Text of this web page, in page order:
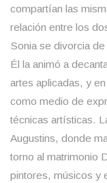
compartían las
relación entre los
Sonia se divorcia
Él la animó a
artes aplicadas, y
como medio de
técnicas artísticas.
Augustins, donde
torno al matrimonio
pintores, músicos y